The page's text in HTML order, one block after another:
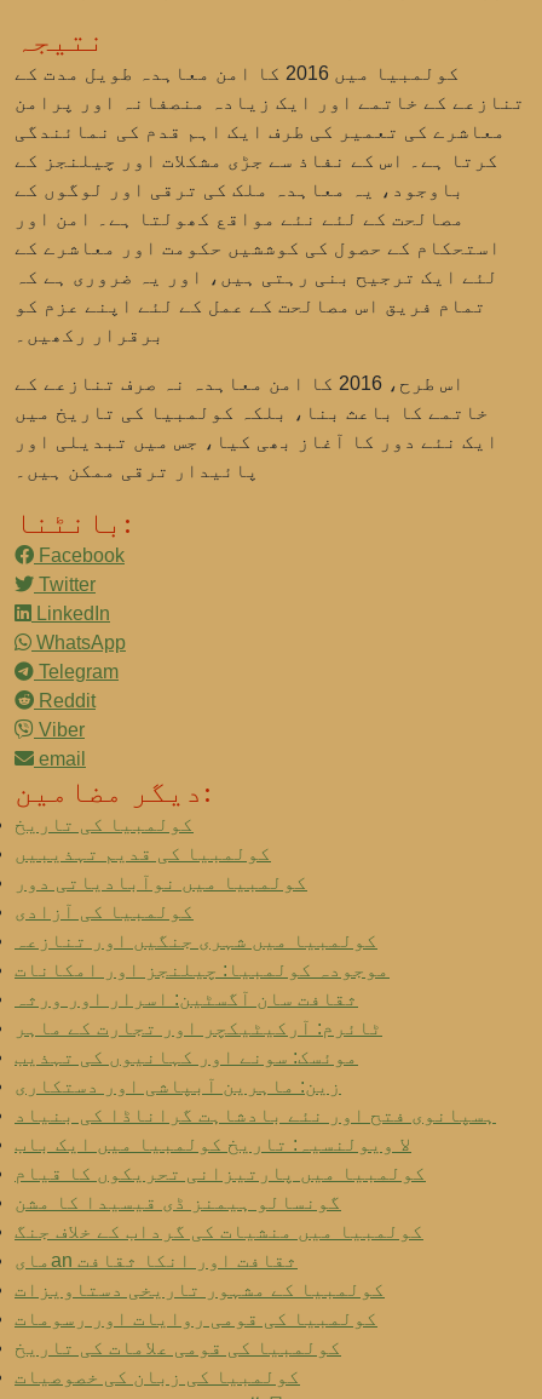
نتیجہ
کولمبیا میں 2016 کا امن معاہدہ طویل مدت کے
تنازعے کے خاتمے اور ایک زیادہ منصفانہ اور پرامن
معاشرے کی تعمیر کی طرف ایک اہم قدم کی نمائندگی
کرتا ہے۔ اس کے نفاذ سے جڑی مشکلات اور چیلنجز کے
باوجود، یہ معاہدہ ملک کی ترقی اور لوگوں کے
مصالحت کے لئے نئے مواقع کھولتا ہے۔ امن اور
استحکام کے حصول کی کوششیں حکومت اور معاشرے کے
لئے ایک ترجیح بنی رہتی ہیں، اور یہ ضروری ہے کہ
تمام فریق اس مصالحت کے عمل کے لئے اپنے عزم کو
برقرار رکھیں۔
اس طرح، 2016 کا امن معاہدہ نہ صرف تنازعے کے
خاتمے کا باعث بنا، بلکہ کولمبیا کی تاریخ میں
ایک نئے دور کا آغاز بھی کیا، جس میں تبدیلی اور
پائیدار ترقی ممکن ہیں۔
بانٹنا:
Facebook
Twitter
LinkedIn
WhatsApp
Telegram
Reddit
Viber
email
دیگر مضامین:
کولمبیا کی تاریخ
کولمبیا کی قدیم تہذیبیں
کولمبیا میں نوآبادیاتی دور
کولمبیا کی آزادی
کولمبیا میں شہری جنگیں اور تنازعہ
موجودہ کولمبیا: چیلنجز اور امکانات
ثقافت سان آگسٹین: اسرار اور ورثہ
ٹائرم: آرکیٹیکچر اور تجارت کے ماہر
موئسک: سونے اور کہانیوں کی تہذیب
زین: ماہرین آبپاشی اور دستکاری
ہسپانوی فتح اور نئے بادشاہت گراناڈا کی بنیاد
لا ویولنسیہ: تاریخ کولمبیا میں ایک باب
کولمبیا میں پارتیزانی تحریکوں کا قیام
گونسالو ہیمنز ڈی قیسیدا کا مشن
کولمبیا میں منشیات کی گرداب کے خلاف جنگ
مایan ثقافت اور انکا ثقافت
کولمبیا کے مشہور تاریخی دستاویزات
کولمبیا کی قومی روایات اور رسومات
کولمبیا کی قومی علامات کی تاریخ
کولمبیا کی زبان کی خصوصیات